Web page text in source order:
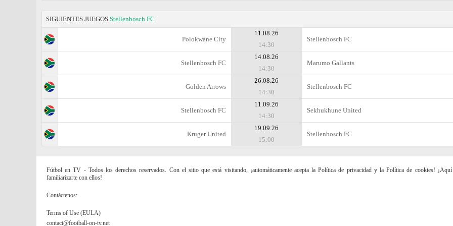
SIGUIENTES JUEGOS Stellenbosch FC
Polokwane City
11.08.26
14:30
Stellenbosch FC
Stellenbosch FC
14.08.26
14:30
Marumo Gallants
Golden Arrows
26.08.26
14:30
Stellenbosch FC
Stellenbosch FC
11.09.26
14:30
Sekhukhune United
Kruger United
19.09.26
15:00
Stellenbosch FC
Fútbol en TV - Todos los derechos reservados. Con el sitio que está visitando, ¡automáticamente acepta la Política de privacidad y la Política de cookies! ¡Aquí
familiarizarte con ellos!
Contáctenos:
Terms of Use (EULA)
contact@football-on-tv.net